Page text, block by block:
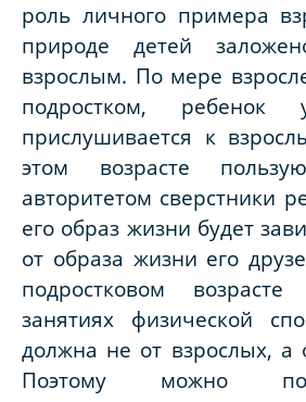
роль личного примера
природе детей
взрослым. По мере
подростком,
прислушивается к
этом возрасте
авторитетом сверстники
его образ жизни будет
от образа жизни его
подростковом
занятиях физической
должна не от взрослых, а
Поэтому можно